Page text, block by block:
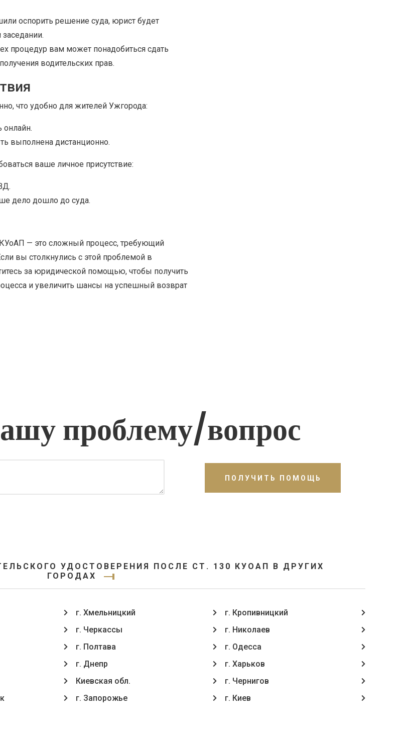
оспорить решение суда, юрист будет
процедур вам может понадобиться сдать
водительских прав.
что удобно для жителей Ужгорода:
онлайн.
выполнена дистанционно.
ваше личное присутствие:
дело дошло до суда.
КУоАП — это сложный процесс, требующий
вы столкнулись с этой проблемой в
за юридической помощью, чтобы получить
и увеличить шансы на успешный возврат
проблему/вопрос
ПОЛУЧИТЬ ПОМОЩЬ
УДОСТОВЕРЕНИЯ ПОСЛЕ СТ. 130 КУОАП В ДРУГИХ
ГОРОДАХ
г. Хмельницкий
г. Черкассы
г. Полтава
г. Днепр
Киевская обл.
г. Запорожье
г. Кропивницкий
г. Николаев
г. Одесса
г. Харьков
г. Чернигов
г. Киев